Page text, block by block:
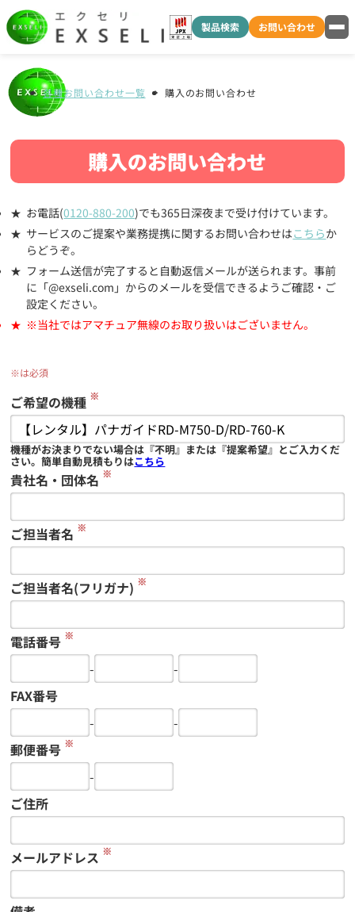
製品検索 お問い合わせ
各種お問い合わせ一覧 購入のお問い合わせ
購入のお問い合わせ
お電話(0120-880-200)でも365日深夜まで受け付けています。
サービスのご提案や業務提携に関するお問い合わせはこちらか
らどうぞ。
フォーム送信が完了すると自動返信メールが送られます。事前
に「@exseli.com」からのメールを受信できるようご確認・ご
設定ください。
※当社ではアマチュア無線のお取り扱いはございません。
※は必須
ご希望の機種 ※
機種がお決まりでない場合は『不明』または『提案希望』とご入力くだ
さい。簡単自動見積もりはこちら
貴社名・団体名 ※
ご担当者名 ※
ご担当者名(フリガナ) ※
電話番号 ※
-
-
FAX番号
-
-
郵便番号 ※
-
ご住所
メールアドレス ※